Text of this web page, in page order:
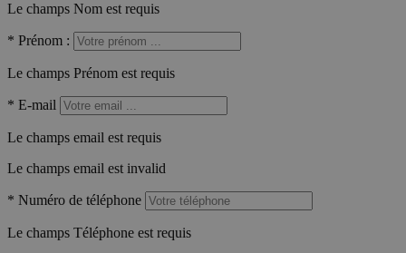
Le champs Nom est requis
* Prénom :
Le champs Prénom est requis
* E-mail
Le champs email est requis
Le champs email est invalid
* Numéro de téléphone
Le champs Téléphone est requis